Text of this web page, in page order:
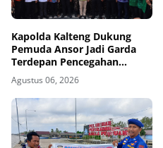
Kapolda Kalteng Dukung
Pemuda Ansor Jadi Garda
Terdepan Pencegahan
Karhutla
Agustus 06, 2026